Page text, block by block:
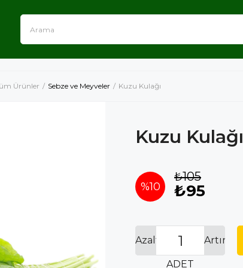
Ürünler Sebze ve Meyveler Kuzu Kulağı
Kuzu Kulağı
%10
₺105
₺95
ADET
Artır
Azalt